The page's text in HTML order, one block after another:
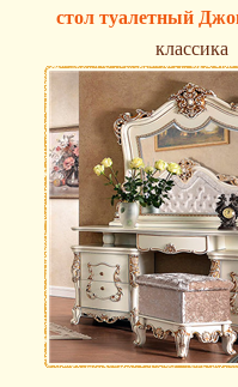
стол туалетный
классика